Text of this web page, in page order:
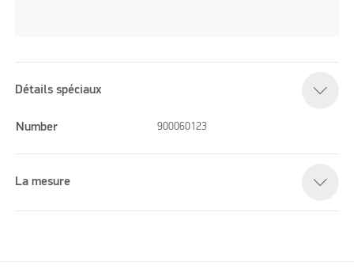
Détails spéciaux
Number 900060123
La mesure